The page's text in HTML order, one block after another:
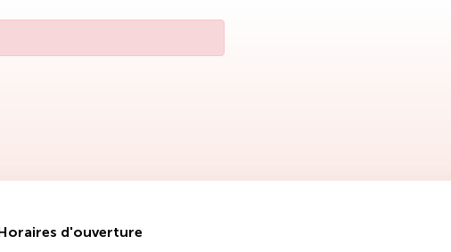
onglet)onglet)
d'ouverture